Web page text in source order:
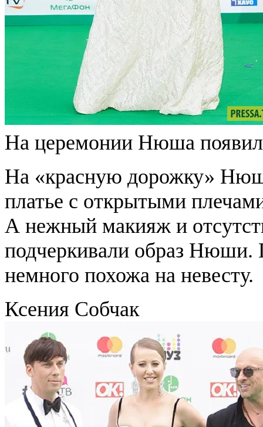
На церемонии Нюша
На «красную дорожку»
платье с открытыми
А нежный макияж и
подчеркивали образ Нюши.
немного похожа на невесту.
Ксения Собчак